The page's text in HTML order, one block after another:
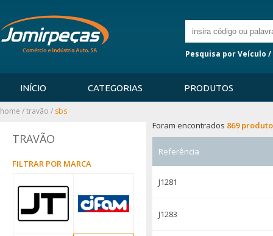
Pesquisa por Veículo
INÍCIO CATEGORIAS PRODUTOS
home /travão / sbs
TRAVÃO
FILTRAR POR MARCA
Foram encontrados 869
Referência
J1281
J1283